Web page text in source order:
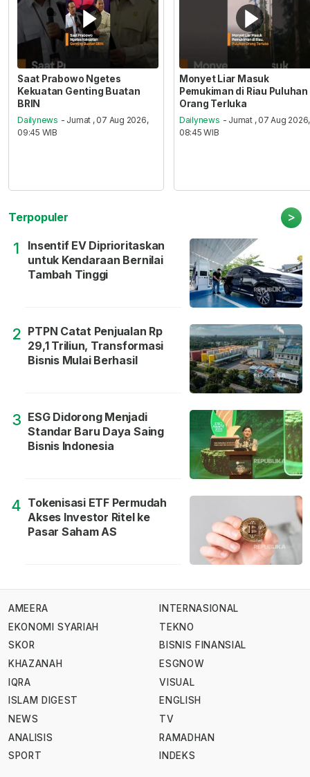
Saat Prabowo Ngetes
Kekuatan Genting Buatan
BRIN
Dailynews - Jumat , 07 Aug 2026,
09:45 WIB
Monyet Liar Masuk
Pemukiman di Riau Puluhan
Orang Terluka
Dailynews - Jumat , 07 Aug 2026,
08:45 WIB
Terpopuler >
1
Insentif EV Diprioritaskan
untuk Kendaraan Bernilai
Tambah Tinggi
2 PTPN Catat Penjualan Rp
29,1 Triliun, Transformasi
Bisnis Mulai Berhasil
3 ESG Didorong Menjadi
Standar Baru Daya Saing
Bisnis Indonesia
4 Tokenisasi ETF Permudah
Akses Investor Ritel ke
Pasar Saham AS
AMEERA
EKONOMI SYARIAH
SKOR
KHAZANAH
IQRA
ISLAM DIGEST
NEWS
ANALISIS
SPORT
INTERNASIONAL
TEKNO
BISNIS FINANSIAL
ESGNOW
VISUAL
ENGLISH
TV
RAMADHAN
INDEKS